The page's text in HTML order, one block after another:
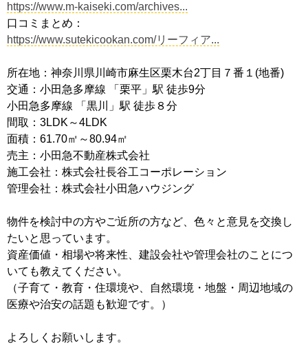
https://www.m-kaiseki.com/archives...
口コミまとめ：
https://www.sutekicookan.com/リーフィア...
所在地：神奈川県川崎市麻生区栗木台2丁目７番１(地番)
交通：小田急多摩線 「栗平」駅 徒歩9分
小田急多摩線 「黒川」駅 徒歩８分
間取：3LDK～4LDK
面積：61.70㎡～80.94㎡
売主：小田急不動産株式会社
施工会社：株式会社長谷工コーポレーション
管理会社：株式会社小田急ハウジング
物件を検討中の方やご近所の方など、色々と意見を交換し
たいと思っています。
資産価値・相場や将来性、建設会社や管理会社のことにつ
いても教えてください。
（子育て・教育・住環境や、自然環境・地盤・周辺地域の
医療や治安の話題も歓迎です。）
よろしくお願いします。